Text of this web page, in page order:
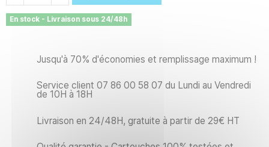
En stock - Livraison sous 24/48h
Jusqu'à 70% d'économies et remplissage maximum !
Service client 07 86 00 58 07 du Lundi au Vendredi
de 10H à 18H
Livraison en 24/48H, gratuite à partir de 29€ HT